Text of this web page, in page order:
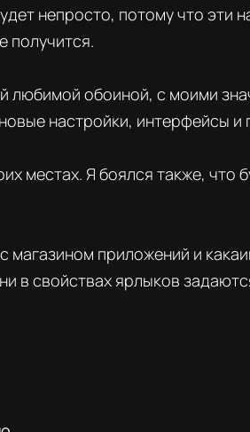
непросто, потому что эти
получится.
любимой обоиной, с моими
настройки, интерфейсы и
местах. Я боялся также, что
магазином приложений и
в свойствах ярлыков